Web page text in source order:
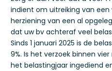
indient om uitreiking van
herziening van een al
dat uw bv achteraf veel
Sinds 1 januari 2025 is de
9%. Is het verzoek binnen
het belastingjaar ingediend